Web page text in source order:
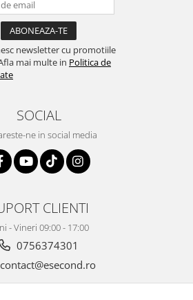
newsletter cu promotiile
mai multe in Politica de
SOCIAL
ne in social media
CLIENTI
- Vineri 09:00 - 17:00
0756374301
contact@esecond.ro